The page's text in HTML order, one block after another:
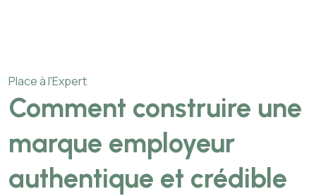
Place à l'Expert
Comment construire une
marque employeur
authentique et crédible